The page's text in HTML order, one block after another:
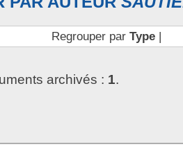
Regrouper par Type|
archivés : 1.